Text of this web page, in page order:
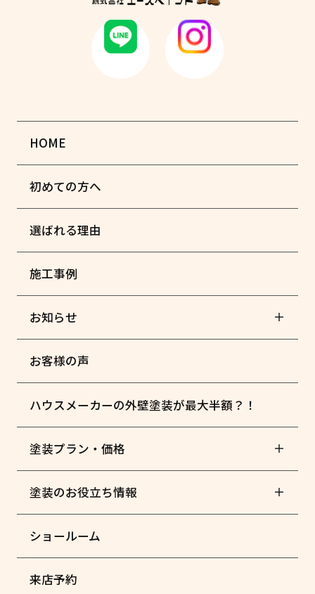
HOME
初めての方へ
選ばれる理由
施工事例
お知らせ
お客様の声
ハウスメーカーの外壁塗装が最大半額？！
塗装プラン・価格
塗装のお役立ち情報
ショールーム
来店予約